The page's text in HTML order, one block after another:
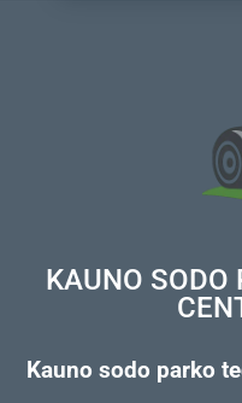
KAUNO SODO
Kauno sodo parko